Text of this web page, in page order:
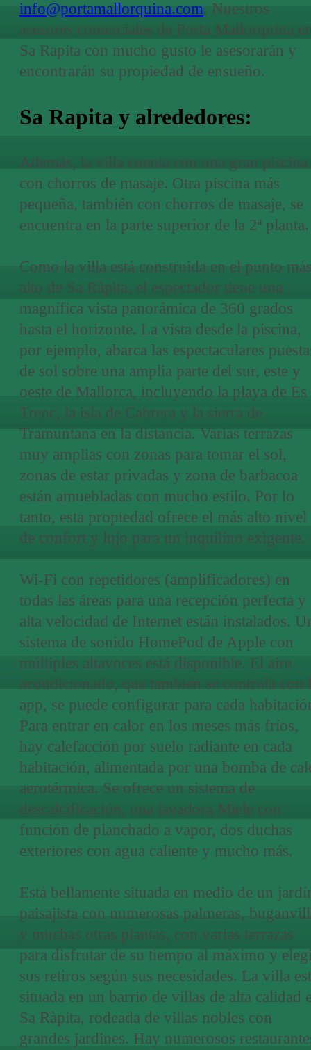
info@portamallorquina.com. Nuestros
asesores comerciales de Porta Mallorquina
Sa Rapita con mucho gusto le asesorarán y
encontrarán su propiedad de ensueño.
Sa Rapita y alrededores:
Además, la villa cuenta con una gran piscina
con chorros de masaje. Otra piscina más
pequeña, también con chorros de masaje, se
encuentra en la parte superior de la 2ª planta.
Como la villa está construida en el punto
alto de Sa Ràpita, el espectador tiene una
magnífica vista panorámica de 360 grados
hasta el horizonte. La vista desde la piscina,
por ejemplo, abarca las espectaculares
de sol sobre una amplia parte del sur, este y
oeste de Mallorca, incluyendo la playa de Es
Trenc, la isla de Cabrera y la sierra de
Tramuntana en la distancia. Varias terrazas
muy amplias con zonas para tomar el sol,
zonas de estar privadas y zona de barbacoa
están amuebladas con mucho estilo. Por lo
tanto, esta propiedad ofrece el más alto nivel
de confort y lujo para un inquilino exigente.
Wi-Fi con repetidores (amplificadores) en
todas las áreas para una recepción perfecta y
alta velocidad de Internet están instalados.
sistema de sonido HomePod de Apple con
múltiples altavoces está disponible. El aire
acondicionado, que también se controla con
app, se puede configurar para cada
Para entrar en calor en los meses más fríos,
hay calefacción por suelo radiante en cada
habitación, alimentada por una bomba de
aerotérmica. Se ofrece un sistema de
descalcificación, una lavadora Miele con
función de planchado a vapor, dos duchas
exteriores con agua caliente y mucho más.
Está bellamente situada en medio de un
paisajista con numerosas palmeras,
y muchas otras plantas, con varias terrazas
para disfrutar de su tiempo al máximo y
sus retiros según sus necesidades. La villa
situada en un barrio de villas de alta calidad
Sa Ràpita, rodeada de villas nobles con
grandes jardines. Hay numerosos